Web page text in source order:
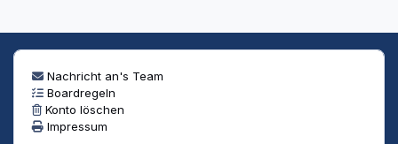
Nachricht an's Team
Boardregeln
Konto löschen
Impressum